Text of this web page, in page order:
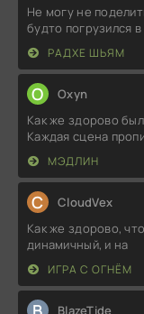
Не могу не
будто погрузился в
РАДХЕ ШЬЯМ
O Oxyn
Как же здорово
Каждая сцена
МЭДЛИН
C CloudVex
Как же здорово,
динамичный, и на
ИГРА С ОГНЁМ
BlazeTide